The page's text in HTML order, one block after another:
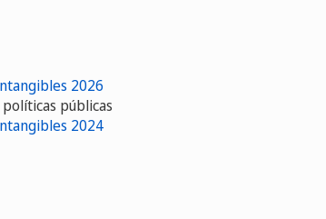
2026
públicas
2024